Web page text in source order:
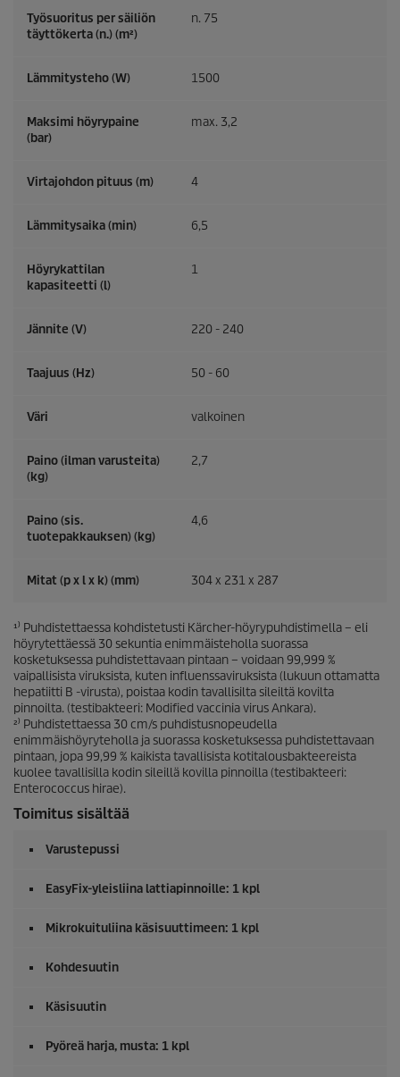
Työsuoritus per säiliön
täyttökerta (n.) (m²)
n. 75
Lämmitysteho (W) 1500
Maksimi höyrypaine
(bar)
max. 3,2
Virtajohdon pituus (m) 4
Lämmitysaika (min) 6,5
Höyrykattilan
kapasiteetti (l)
1
Jännite (V) 220 - 240
Taajuus (Hz) 50 - 60
Väri valkoinen
Paino (ilman varusteita)
(kg)
2,7
Paino (sis.
tuotepakkauksen) (kg)
4,6
Mitat (p x l x k) (mm) 304 x 231 x 287
¹⁾ Puhdistettaessa kohdistetusti Kärcher-höyrypuhdistimella – eli
höyrytettäessä 30 sekuntia enimmäisteholla suorassa
kosketuksessa puhdistettavaan pintaan – voidaan 99,999 %
vaipallisista viruksista, kuten influenssaviruksista (lukuun ottamatta
hepatiitti B -virusta), poistaa kodin tavallisilta sileiltä kovilta
pinnoilta. (testibakteeri: Modified vaccinia virus Ankara).
²⁾ Puhdistettaessa 30 cm/s puhdistusnopeudella
enimmäishöyryteholla ja suorassa kosketuksessa puhdistettavaan
pintaan, jopa 99,99 % kaikista tavallisista kotitalousbakteereista
kuolee tavallisilla kodin sileillä kovilla pinnoilla (testibakteeri:
Enterococcus hirae).
Toimitus sisältää
Varustepussi
EasyFix-yleisliina lattiapinnoille: 1 kpl
Mikrokuituliina käsisuuttimeen: 1 kpl
Kohdesuutin
Käsisuutin
Pyöreä harja, musta: 1 kpl